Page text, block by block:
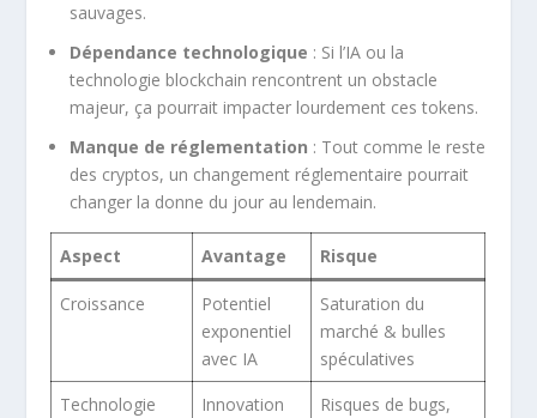
sauvages.
Dépendance technologique : Si l’IA ou la
technologie blockchain rencontrent un obstacle
majeur, ça pourrait impacter lourdement ces tokens.
Manque de réglementation : Tout comme le reste
des cryptos, un changement réglementaire pourrait
changer la donne du jour au lendemain.
Aspect Avantage Risque
Croissance
Potentiel
exponentiel
avec IA
Saturation du
marché & bulles
spéculatives
Technologie
Innovation
Risques de bugs,